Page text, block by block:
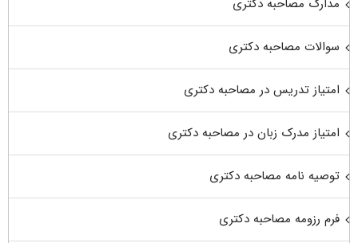
مدارک مصاحبه دکتری
سوالات مصاحبه دکتری
امتیاز تدریس در مصاحبه دکتری
امتیاز مدرک زبان در مصاحبه دکتری
توصیه نامه مصاحبه دکتری
فرم رزومه مصاحبه دکتری